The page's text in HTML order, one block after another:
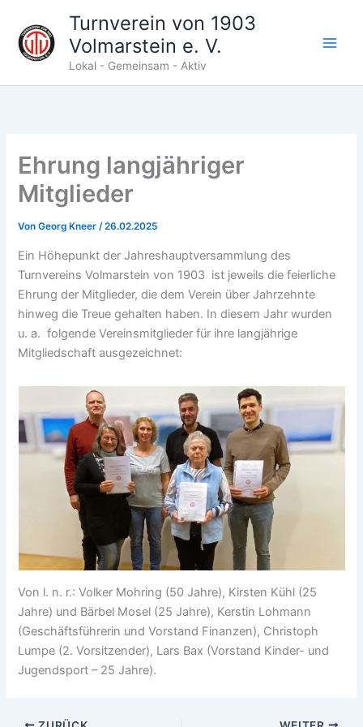
Inhalt
springen
Turnverein von 1903
Volmarstein e. V.
Lokal - Gemeinsam - Aktiv
Ehrung langjähriger
Mitglieder
VonGeorg Kneer/26.02.2025
Ein Höhepunkt der Jahreshauptversammlung des
Turnvereins Volmarstein von 1903 ist jeweils die feierliche
Ehrung der Mitglieder, die dem Verein über Jahrzehnte
hinweg die Treue gehalten haben. In diesem Jahr wurden
u. a. folgende Vereinsmitglieder für ihre langjährige
Mitgliedschaft ausgezeichnet:
Von l. n. r.: Volker Mohring (50 Jahre), Kirsten Kühl (25
Jahre) und Bärbel Mosel (25 Jahre), Kerstin Lohmann
(Geschäftsführerin und Vorstand Finanzen), Christoph
Lumpe (2. Vorsitzender), Lars Bax (Vorstand Kinder- und
Jugendsport – 25 Jahre).